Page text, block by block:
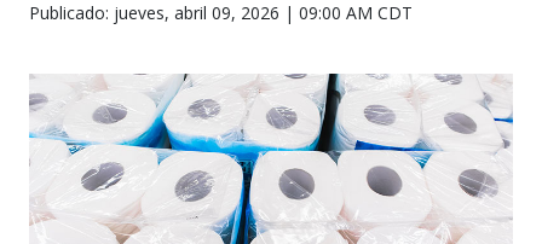
Publicado: jueves, abril 09, 2026 | 09:00 AM CDT